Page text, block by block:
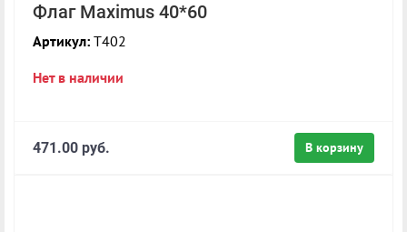
Флаг Maximus 40*60
Артикул: T402
Нет в наличии
В корзину
471.00 руб.